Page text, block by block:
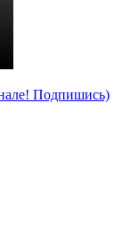
Подпишись)